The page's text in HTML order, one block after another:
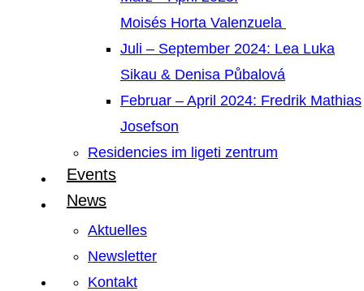
Moisés Horta Valenzuela
Juli – September 2024: Lea Luka
Sikau & Denisa Půbalová
Februar – April 2024: Fredrik Mathias
Josefson
Residencies im ligeti zentrum
Events
News
Aktuelles
Newsletter
Kontakt